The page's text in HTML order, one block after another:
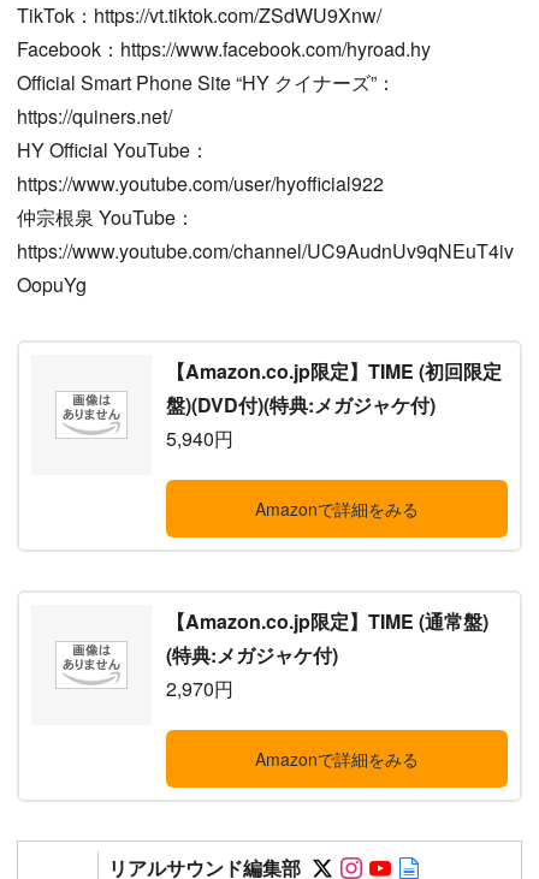
TikTok：https://vt.tiktok.com/ZSdWU9Xnw/
Facebook：https://www.facebook.com/hyroad.hy
Official Smart Phone Site “HY クイナーズ”：
https://quiners.net/
HY Official YouTube：
https://www.youtube.com/user/hyofficial922
仲宗根泉 YouTube：
https://www.youtube.com/channel/UC9AudnUv9qNEuT4iv
OopuYg
【Amazon.co.jp限定】TIME (初回限定
盤)(DVD付)(特典:メガジャケ付)
5,940円
Amazonで詳細をみる
【Amazon.co.jp限定】TIME (通常盤)
(特典:メガジャケ付)
2,970円
Amazonで詳細をみる
リアルサウンド編集部 Follow on SNS
Follow on SNS
Follow on